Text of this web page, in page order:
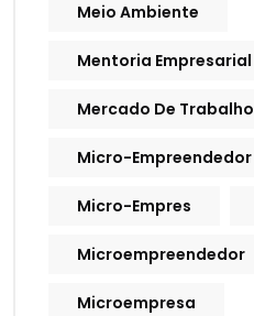
Meio Ambiente
Mentoria Empresarial
Mercado De Trabalho
Micro-Empreendedor
Micro-Empres
Microempreendedor
Microempresa